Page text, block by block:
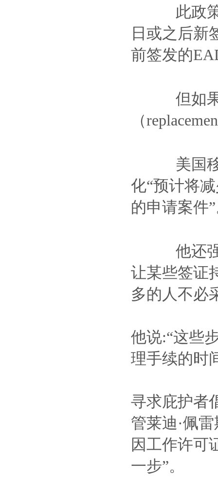
此政策
日或之后新
前签发的
但如果
（
美国移
化“预计将
的申请案件
他还强
让某些签证
多的人不必
他说:“这些
理手续的时
寻求庇护者
管莱迪·佩
因工作许可
一步”。